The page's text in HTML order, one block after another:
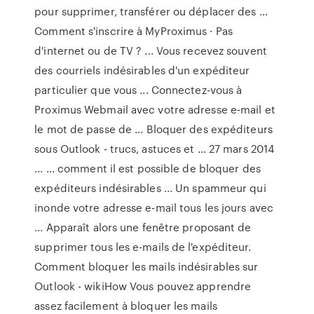
pour supprimer, transférer ou déplacer des ...
Comment s'inscrire à MyProximus · Pas
d'internet ou de TV ? ... Vous recevez souvent
des courriels indésirables d'un expéditeur
particulier que vous ... Connectez-vous à
Proximus Webmail avec votre adresse e-mail et
le mot de passe de ... Bloquer des expéditeurs
sous Outlook - trucs, astuces et ... 27 mars 2014
... ... comment il est possible de bloquer des
expéditeurs indésirables ... Un spammeur qui
inonde votre adresse e-mail tous les jours avec
... Apparaît alors une fenêtre proposant de
supprimer tous les e-mails de l'expéditeur.
Comment bloquer les mails indésirables sur
Outlook - wikiHow Vous pouvez apprendre
assez facilement à bloquer les mails